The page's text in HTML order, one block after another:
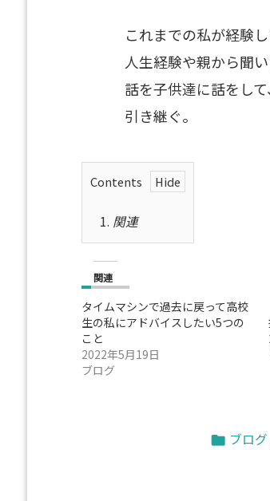
これまでの私が経験し
人生経験や親から聞い
話を子供達に話をして、
引き継ぐ。
Contents
1. 関連
関連
タイムマシンで過去に戻って高校
生の私にアドバイスしたい5つの
こと
2022年5月19日
ブログ
 ブログ